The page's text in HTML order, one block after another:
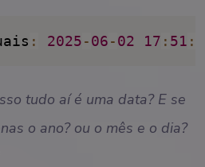
: 2025-06-02 17 : 51 :
tudo aí é uma data? E se
o ano? ou o mês e o dia?